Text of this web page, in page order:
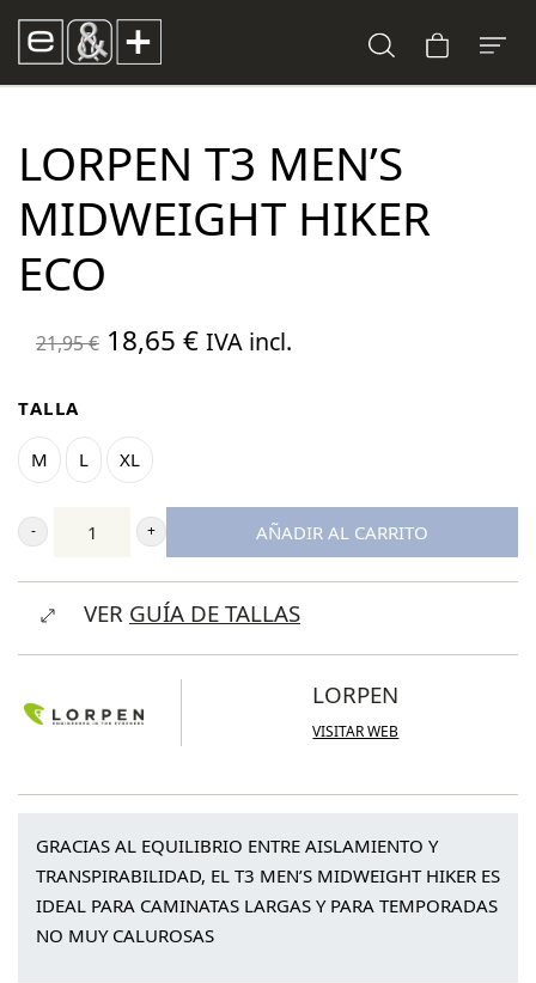
LORPEN T3 MEN’S
MIDWEIGHT HIKER
ECO
21,95€ El
era:
21,95 €.
18,65 €El
IVA incl.
TALLA
M L XL
Lorpen
T3
Men's
Eco
AÑADIR AL CARRITO
VER GUÍA DE TALLAS
LORPEN
VISITAR WEB
GRACIAS AL EQUILIBRIO ENTRE AISLAMIENTO Y
TRANSPIRABILIDAD, EL T3 MEN’S MIDWEIGHT HIKER ES
IDEAL PARA CAMINATAS LARGAS Y PARA TEMPORADAS
NO MUY CALUROSAS